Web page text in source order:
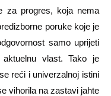
za progres, koja nema
poruke koje je
samo uprijeti
vlast. Tako je
reći i univerzalnoj istini
vihorila na zastavi jahte